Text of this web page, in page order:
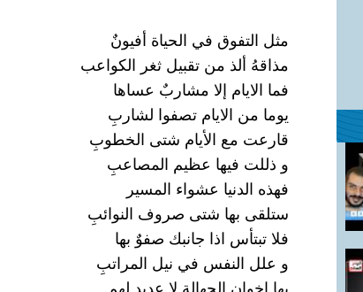
مثل التفوق في الحياة أفيونٌ
مذاقهُ ألذ من تقبيل ثغر الكواعب
فما الايام إلا مشاربٌ عساها
يوما من الايام تصفوا لشاربِ
قارعت مع الأيام شتى الخطوبِ
و ذللت فيها عظيم المصاعبِ
فهذه الدنيا عشواء المسير
ستلقى بها شتى صروف النوائبِ
فلا تبتأس اذا جانبك صفوٌ بها
و علل النفس في نيل المراتبِ
بها اخوان الجهالة لا عديد لهم